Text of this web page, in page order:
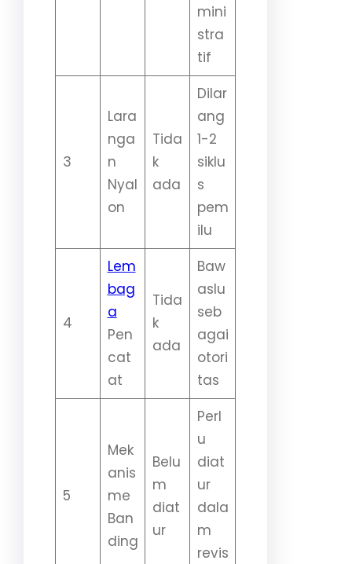
mini
stra
tif
3
Lara
nga
n
Nyal
on
Tida
k
ada
Dilar
ang
1-2
siklu
s
pem
ilu
4
Lem
bag
a
Pen
cat
at
Tida
k
ada
Baw
aslu
seb
agai
otori
tas
5
Mek
anis
me
Ban
ding
Belu
m
diat
ur
Perl
u
diat
ur
dala
m
revis